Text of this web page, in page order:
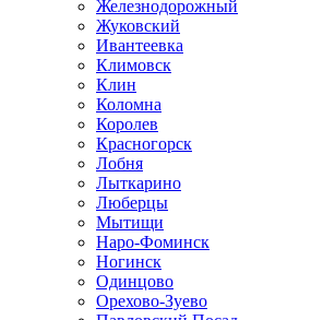
Железнодорожный
Жуковский
Ивантеевка
Климовск
Клин
Коломна
Королев
Красногорск
Лобня
Лыткарино
Люберцы
Мытищи
Наро-Фоминск
Ногинск
Одинцово
Орехово-Зуево